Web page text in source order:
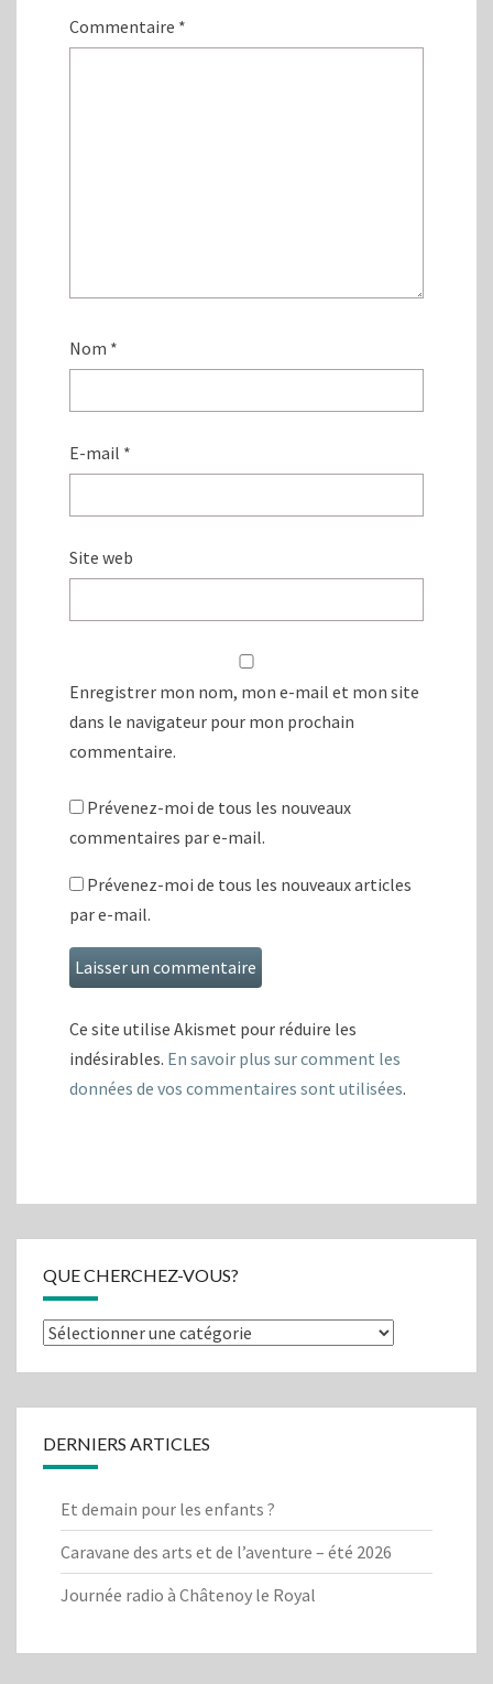
) e
)
Commentaire *
Nom *
E-mail *
Site web
Enregistrer mon nom, mon e-mail et mon site
dans le navigateur pour mon prochain
commentaire.
Prévenez-moi de tous les nouveaux
commentaires par e-mail.
Prévenez-moi de tous les nouveaux articles
par e-mail.
Ce site utilise Akismet pour réduire les
indésirables. En savoir plus sur comment les
données de vos commentaires sont utilisées.
QUE CHERCHEZ-VOUS?
Que
vous?
DERNIERS ARTICLES
Et demain pour les enfants ?
Caravane des arts et de l’aventure – été 2026
Journée radio à Châtenoy le Royal